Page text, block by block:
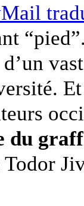
du
Todor